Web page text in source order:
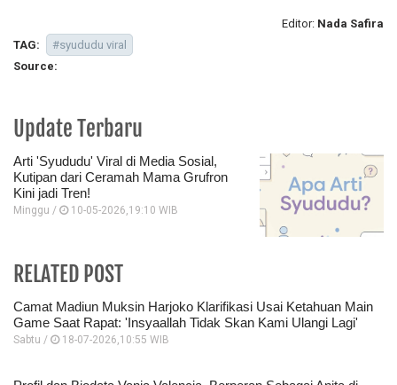
Editor: Nada Safira
TAG:
#syududu viral
Source:
Update Terbaru
Arti 'Syududu' Viral di Media Sosial,
Kutipan dari Ceramah Mama Grufron
Kini jadi Tren!
Minggu / 10-05-2026,19:10 WIB
RELATED POST
Camat Madiun Muksin Harjoko Klarifikasi Usai Ketahuan Main
Game Saat Rapat: 'Insyaallah Tidak Skan Kami Ulangi Lagi'
Sabtu / 18-07-2026,10:55 WIB